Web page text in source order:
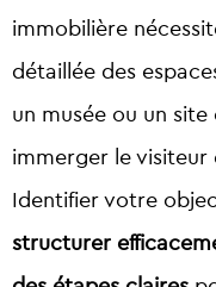
immobilière
détaillée des
un musée ou un
immerger le
Identifier votre
structurer